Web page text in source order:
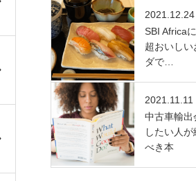
2021.12.24
SBI Africa
超おいしい
ダで…
2021.11.11
中古車輸出
したい人
べき本